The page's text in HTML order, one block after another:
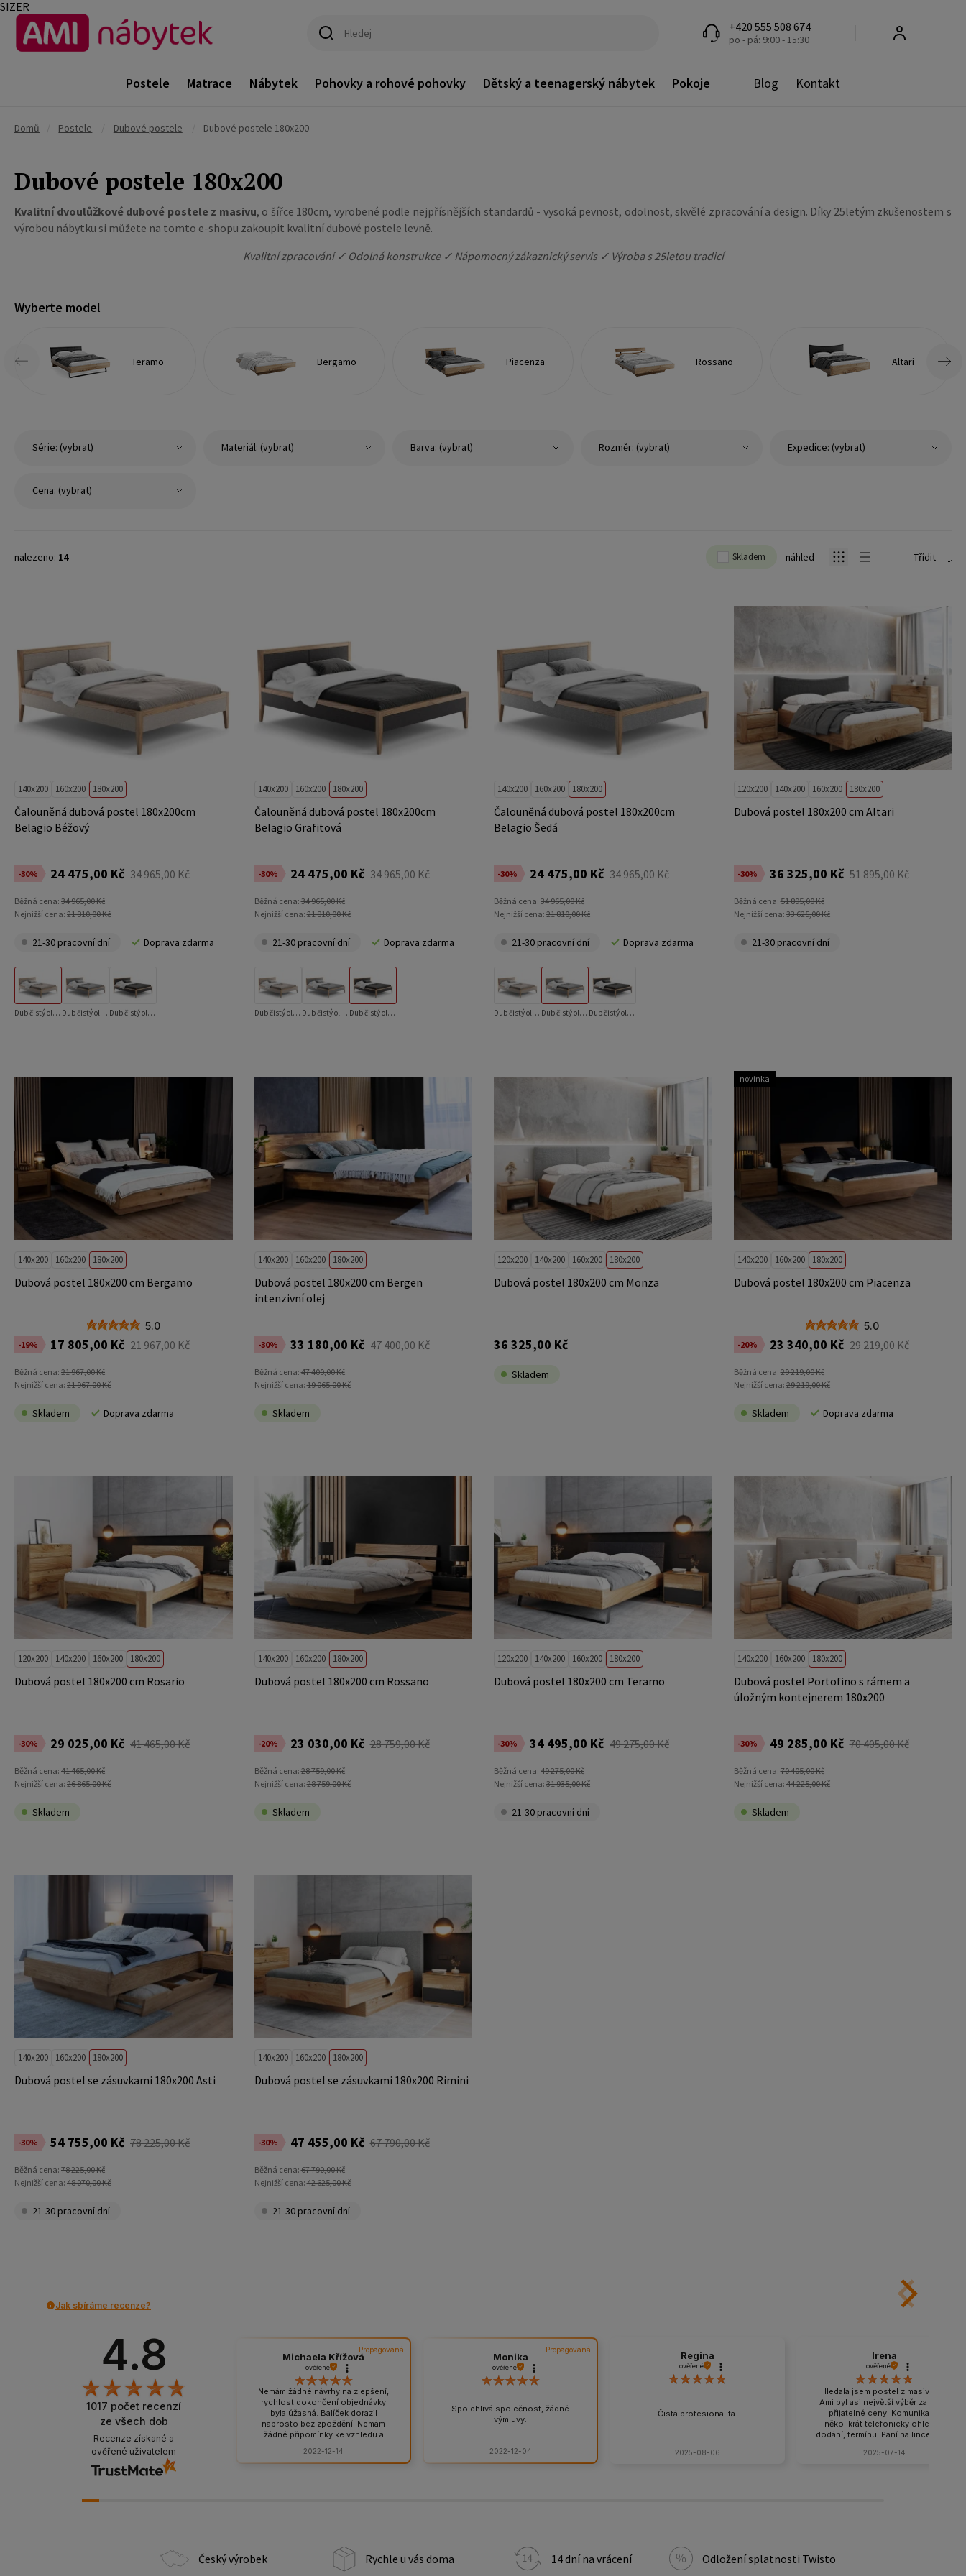
+420 555 508 674
po - pá: 9:00 - 15:30
Postele Matrace Nábytek Pohovky a rohové pohovky Dětský a teenagerský nábytek Pokoje Blog Kontakt
Domů Postele Dubové postele Dubové postele 180x200
Dubové postele 180x200
Kvalitní dvoulůžkové dubové postele z masivu, o šířce 180cm, vyrobené podle nejpřísnějších standardů - vysoká pevnost, odolnost, skvělé zpracování a design. Díky 25letým zkušenostem s
výrobou nábytku si můžete na tomto e-shopu zakoupit kvalitní dubové postele levně.
Kvalitní zpracování ✓ Odolná konstrukce ✓ Nápomocný zákaznický servis ✓ Výroba s 25letou tradicí
Wyberte model
Teramo Bergamo Piacenza Rossano Altari
Série: (vybrat) Materiál: (vybrat) Barva: (vybrat) Rozměr: (vybrat) Expedice: (vybrat)
Cena: (vybrat)
nalezeno: 14 Skladem náhled Třídit
140x200 160x200 180x200
Čalouněná dubová postel 180x200cm
Belagio Béžový
-30% 24 475,00 Kč 34 965,00 Kč
Běžná cena: 34 965,00 Kč
Nejnižší cena: 21 810,00 Kč
21-30 pracovní dní Doprava zdarma
Dub čistý olej + Inari 26 Dub čistý olej + Inari 91 Dub čistý olej + Inari 95
140x200 160x200 180x200
Čalouněná dubová postel 180x200cm
Belagio Grafitová
-30% 24 475,00 Kč 34 965,00 Kč
Běžná cena:34 965,00 Kč
Nejnižší cena:21 810,00 Kč
21-30 pracovní dní Doprava zdarma
Dub čistý olej + Inari 26 Dub čistý olej + Inari 91 Dub čistý olej + Inari 95
140x200 160x200 180x200
Čalouněná dubová postel 180x200cm
Belagio Šedá
-30% 24 475,00 Kč 34 965,00 Kč
Běžná cena: 34 965,00 Kč
Nejnižší cena: 21 810,00 Kč
21-30 pracovní dní Doprava zdarma
Dub čistý olej + Inari 26 Dub čistý olej + Inari 91 Dub čistý olej + Inari 95
120x200 140x200 160x200 180x200
Dubová postel 180x200 cm Altari
-30% 36 325,00 Kč 51 895,00 Kč
Běžná cena:51 895,00 Kč
Nejnižší cena:33 625,00 Kč
21-30 pracovní dní
140x200 160x200 180x200
Dubová postel 180x200 cm Bergamo
5.0
-19% 17 805,00 Kč 21 967,00 Kč
Běžná cena: 21 967,00 Kč
Nejnižší cena: 21 967,00 Kč
Skladem Doprava zdarma
140x200 160x200 180x200
Dubová postel 180x200 cm Bergen
intenzivní olej
-30% 33 180,00 Kč 47 400,00 Kč
Běžná cena:47 400,00 Kč
Nejnižší cena:19 065,00 Kč
Skladem
120x200 140x200 160x200 180x200
Dubová postel 180x200 cm Monza
36 325,00 Kč
Skladem
140x200 160x200 180x200
Dubová postel 180x200 cm Piacenza
5.0
-20% 23 340,00 Kč 29 219,00 Kč
Běžná cena:29 219,00 Kč
Nejnižší cena:29 219,00 Kč
Skladem Doprava zdarma
novinka
120x200 140x200 160x200 180x200
Dubová postel 180x200 cm Rosario
-30% 29 025,00 Kč 41 465,00 Kč
Běžná cena: 41 465,00 Kč
Nejnižší cena: 26 865,00 Kč
Skladem
140x200 160x200 180x200
Dubová postel 180x200 cm Rossano
-20% 23 030,00 Kč 28 759,00 Kč
Běžná cena:28 759,00 Kč
Nejnižší cena:28 759,00 Kč
Skladem
120x200 140x200 160x200 180x200
Dubová postel 180x200 cm Teramo
-30% 34 495,00 Kč 49 275,00 Kč
Běžná cena: 49 275,00 Kč
Nejnižší cena: 31 935,00 Kč
21-30 pracovní dní
140x200 160x200 180x200
Dubová postel Portofino s rámem a
úložným kontejnerem 180x200
-30% 49 285,00 Kč 70 405,00 Kč
Běžná cena:70 405,00 Kč
Nejnižší cena:44 225,00 Kč
Skladem
140x200 160x200 180x200
Dubová postel se zásuvkami 180x200 Asti
-30% 54 755,00 Kč 78 225,00 Kč
Běžná cena: 78 225,00 Kč
Nejnižší cena: 48 070,00 Kč
21-30 pracovní dní
140x200 160x200 180x200
Dubová postel se zásuvkami 180x200 Rimini
-30% 47 455,00 Kč 67 790,00 Kč
Běžná cena:67 790,00 Kč
Nejnižší cena:42 625,00 Kč
21-30 pracovní dní
Jak sbíráme recenze?
4.8
1017 počet recenzí
ze všech dob
Recenze získané a
ověřené uživatelem
Propagovaná
Michaela Křížová
ověřené
Nemám žádné návrhy na zlepšení,
rychlost dokončení objednávky
byla úžasná. Balíček dorazil
naprosto bez zpoždění. Nemám
žádné připomínky ke vzhledu a
bezvadně zabalený, odpovídá to
jeho obsahu. Všem známým jen
2022-12-14
Propagovaná
Monika
ověřené
Spolehlivá společnost, žádné
výmluvy.
2022-12-04
Regina
ověřené
Čistá profesionalita.
2025-08-06
Irena
ověřené
Hledala jsem postel z masivu a v
Ami byl asi největší výběr za velmi
přijatelné ceny. Komunikace
několikrát telefonicky ohledně
dodání, termínu. Paní na lince velmi
vstříc. Po dohodě domluvený i
2025-07-14
Český výrobek Rychle u vás doma 14 dní na vrácení Odložení splatnosti Twisto
SIZER